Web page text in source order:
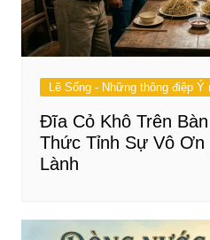
Lẽ Sống - Những thông điệp Ý
Đĩa Cỏ Khô Trên
Thức Tỉnh Sự Vô
Lành